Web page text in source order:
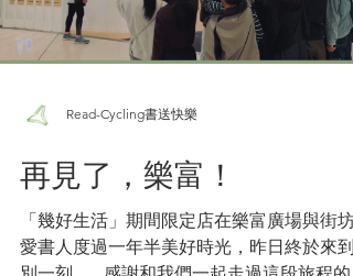
sparked an idea in Cynthia to find a good
home for these idle second-
Load video
Read-Cycling書送快樂
再見了，樂富！
「幾好生活」期間限定店在樂富廣場與街坊